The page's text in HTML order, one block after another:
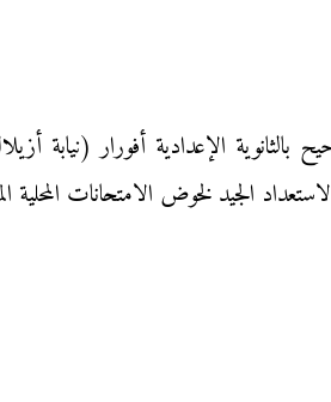
الموحد في مادة الرياضيات دورة يناير 2015 مع التصحيح
الجيد لخوض الامتحانات